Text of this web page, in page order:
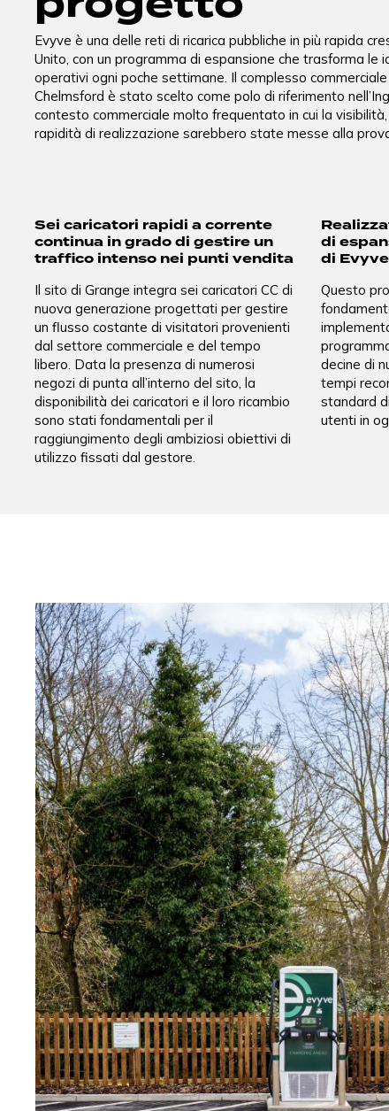
Evyve è una delle reti di ricarica pubbliche in più rapida
Unito, con un programma di espansione che trasforma le
operativi ogni poche settimane. Il complesso
Chelmsford è stato scelto come polo di riferimento
contesto commerciale molto frequentato in cui la visibilità,
rapidità di realizzazione sarebbero state messe alla
Sei caricatori rapidi a corrente
continua in grado di gestire un
traffico intenso nei punti vendita
Il sito di Grange integra sei caricatori CC di
nuova generazione progettati per gestire
un flusso costante di visitatori provenienti
dal settore commerciale e del tempo
libero. Data la presenza di numerosi
negozi di punta all’interno del sito, la
disponibilità dei caricatori e il loro ricambio
sono stati fondamentali per il
raggiungimento degli ambiziosi obiettivi di
utilizzo fissati dal gestore.
di
di Evyve
Questo
decine di
tempi
standard
utenti in